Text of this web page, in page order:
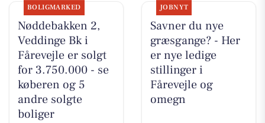
BOLIGMARKED
Nøddebakken 2,
Veddinge Bk i
Fårevejle er solgt
for 3.750.000 - se
køberen og 5
andre solgte
boliger
JOBNYT
Savner du nye
græsgange? - Her
er nye ledige
stillinger i
Fårevejle og
omegn